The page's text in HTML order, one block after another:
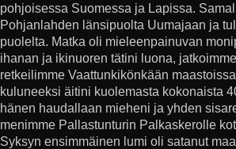
pohjoisessa Suomessa ja Lapissa.
Pohjanlahden länsipuolta Uumajaan ja
puolelta. Matka oli mieleenpainuvan
ihanan ja ikinuoren tätini luona,
retkeilimme Vaattunkikönkään
kuluneeksi äitini kuolemasta kokonaista
hänen haudallaan mieheni ja yhden
menimme Pallastunturin Palkaskerolle
Syksyn ensimmäinen lumi oli satanut